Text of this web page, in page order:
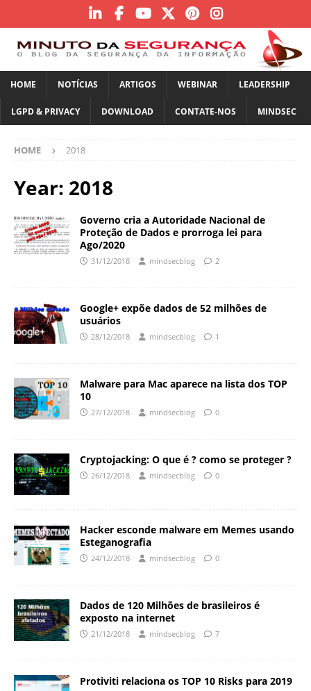
HOME NOTÍCIAS ARTIGOS WEBINAR LEADERSHIP
LGPD & PRIVACY DOWNLOAD CONTATE-NOS MINDSEC
HOME 2018
Year: 2018
Governo cria a Autoridade Nacional de
Proteção de Dados e prorroga lei para
Ago/2020
31/12/2018 mindsecblog 2
Google+ expõe dados de 52 milhões de
usuários
28/12/2018 mindsecblog 1
Malware para Mac aparece na lista dos TOP
10
27/12/2018 mindsecblog 0
Cryptojacking: O que é ? como se proteger ?
26/12/2018 mindsecblog 0
Hacker esconde malware em Memes usando
Esteganografia
24/12/2018 mindsecblog 0
Dados de 120 Milhões de brasileiros é
exposto na internet
21/12/2018 mindsecblog 7
Protiviti relaciona os TOP 10 Risks para 2019